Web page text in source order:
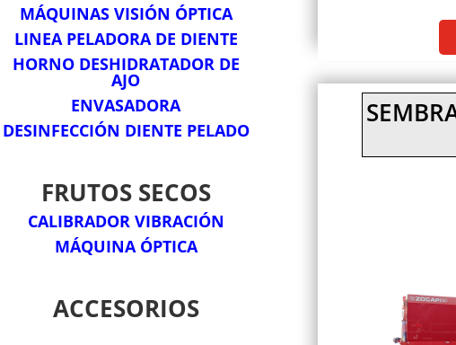
MÁQUINAS VISIÓN ÓPTICA
LINEA PELADORA DE DIENTE
HORNO DESHIDRATADOR DE
AJO
ENVASADORA
DESINFECCIÓN DIENTE PELADO
FRUTOS SECOS
CALIBRADOR VIBRACIÓN
MÁQUINA ÓPTICA
ACCESORIOS